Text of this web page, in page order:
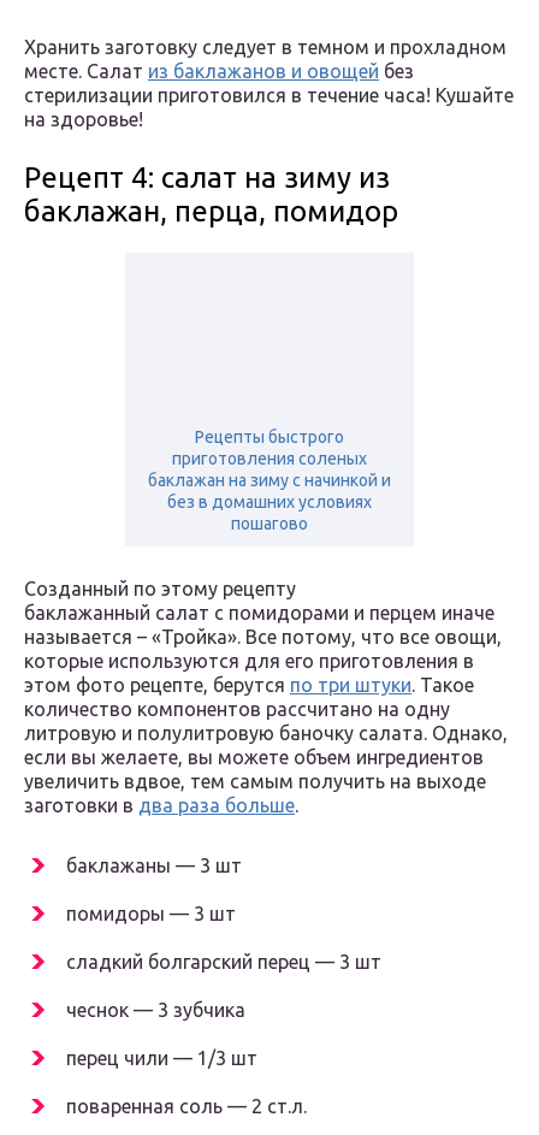
Хранить заготовку следует в темном и прохладном
месте. Салат из баклажанов и овощей без
стерилизации приготовился в течение часа! Кушайте
на здоровье!
Рецепт 4: салат на зиму из
баклажан, перца, помидор
Рецепты быстрого
приготовления соленых
баклажан на зиму с начинкой и
без в домашних условиях
пошагово
Созданный по этому рецепту
баклажанный салат с помидорами и перцем иначе
называется – «Тройка». Все потому, что все овощи,
которые используются для его приготовления в
этом фото рецепте, берутся по три штуки. Такое
количество компонентов рассчитано на одну
литровую и полулитровую баночку салата. Однако,
если вы желаете, вы можете объем ингредиентов
увеличить вдвое, тем самым получить на выходе
заготовки в два раза больше.
баклажаны — 3 шт
помидоры — 3 шт
сладкий болгарский перец — 3 шт
чеснок — 3 зубчика
перец чили — 1/3 шт
поваренная соль — 2 ст.л.